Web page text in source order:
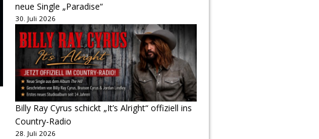
neue Single „Paradise“
30. Juli 2026
Billy Ray Cyrus schickt „It’s Alright“ offiziell ins
Country-Radio
28. Juli 2026